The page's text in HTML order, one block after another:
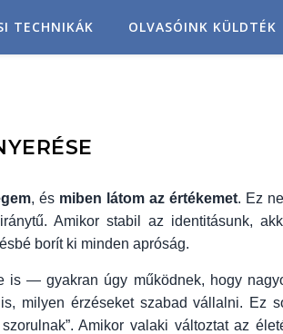
TECHNIKÁK OLVASÓINK KÜLDTÉK
, és miben látom az értékemet. Ez
Amikor stabil az identitásunk,
borít ki minden apróság.
is — gyakran úgy működnek, hogy
milyen érzéseket szabad vállalni. Ez
Amikor valaki változtat az